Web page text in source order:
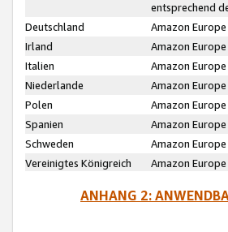
entsprechend
Deutschland
Amazon Europe
Irland
Amazon Europe
Italien
Amazon Europe
Niederlande
Amazon Europe
Polen
Amazon Europe
Spanien
Amazon Europe
Schweden
Amazon Europe
Vereinigtes Königreich
Amazon Europe
ANHANG 2: